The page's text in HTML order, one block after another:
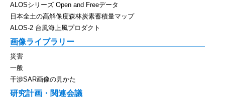
ALOSシリーズ Open and Freeデータ
日本全土の高解像度森林炭素蓄積量マップ
ALOS-2 台風海上風プロダクト
画像ライブラリー
災害
一般
干渉SAR画像の見かた
研究計画・関連会議